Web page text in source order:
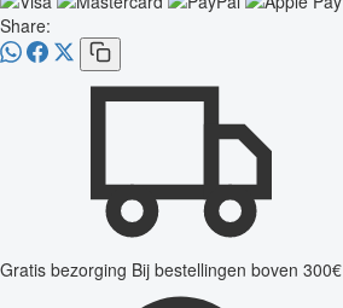
Share:
Gratis bezorging Bij bestellingen boven 300€